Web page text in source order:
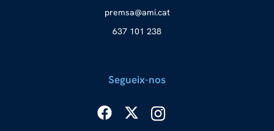
tac.i
ma@as
merp
637 101 238
Segueix-nos